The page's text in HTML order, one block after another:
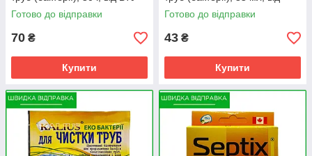
Центр, Україна
Готово до відправки
70 ₴
Купити
БТУ-Центр, Україна
Готово до відправки
43 ₴
Купити